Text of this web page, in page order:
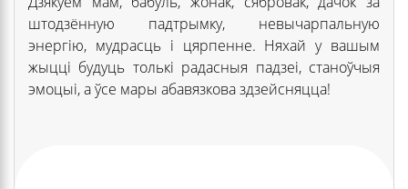
штодзённую падтрымку, невычарпальную
энергію, мудрасць і цярпенне. Няхай у вашым
жыцці будуць толькі радасныя падзеі, станоўчыя
эмоцыі, а ўсе мары абавязкова здзейсняцца!